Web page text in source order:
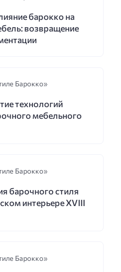
барокко на
возвращение
Барокко»
технологий
мебельного
Барокко»
барочного стиля
интерьере XVIII
Барокко»